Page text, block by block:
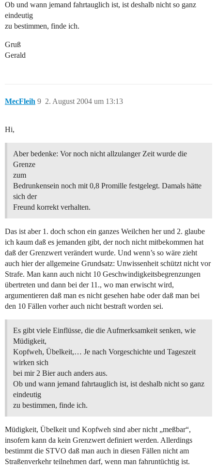
Ob und wann jemand fahrtauglich ist, ist deshalb nicht so ganz
eindeutig
zu bestimmen, finde ich.
Gruß
Gerald
MecFleih 2. August 2004 um 13:13
9
Hi,
Aber bedenke: Vor noch nicht allzulanger Zeit wurde die
Grenze
zum
Bedrunkensein noch mit 0,8 Promille festgelegt. Damals hätte
sich der
Freund korrekt verhalten.
Das ist aber 1. doch schon ein ganzes Weilchen her und 2. glaube
ich kaum daß es jemanden gibt, der noch nicht mitbekommen hat
daß der Grenzwert verändert wurde. Und wenn’s so wäre zieht
auch hier der allgemeine Grundsatz: Unwissenheit schützt nicht vor
Strafe. Man kann auch nicht 10 Geschwindigkeitsbegrenzungen
übertreten und dann bei der 11., wo man erwischt wird,
argumentieren daß man es nicht gesehen habe oder daß man bei
den 10 Fällen vorher auch nicht bestraft worden sei.
Es gibt viele Einflüsse, die die Aufmerksamkeit senken, wie
Müdigkeit,
Kopfweh, Übelkeit,… Je nach Vorgeschichte und Tageszeit
wirken sich
bei mir 2 Bier auch anders aus.
Ob und wann jemand fahrtauglich ist, ist deshalb nicht so ganz
eindeutig
zu bestimmen, finde ich.
Müdigkeit, Übelkeit und Kopfweh sind aber nicht „meßbar“,
insofern kann da kein Grenzwert definiert werden. Allerdings
bestimmt die STVO daß man auch in diesen Fällen nicht am
Straßenverkehr teilnehmen darf, wenn man fahruntüchtig ist.